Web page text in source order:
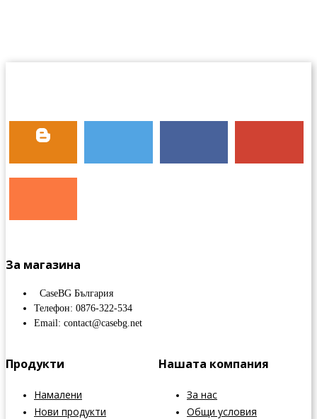
За магазина
CaseBG България
Телефон: 0876-322-534
Email: contact@casebg.net
Продукти
Намалени
Нови продукти
Нашата компания
За нас
Общи условия